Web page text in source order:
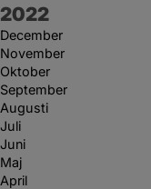
År:
2022
December
November
Oktober
September
Augusti
Juli
Juni
Maj
April